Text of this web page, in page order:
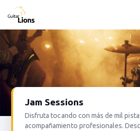
Jam Sessions
Disfruta tocando con más de mil
acompañamiento profesionales.